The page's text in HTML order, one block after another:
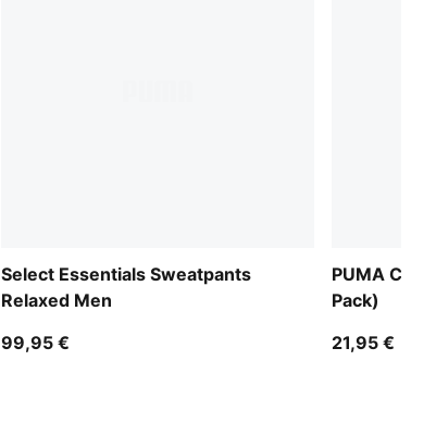
Select Essentials Sweatpants
Relaxed Men
99,95 €
PUMA
Pack)
21,95 €